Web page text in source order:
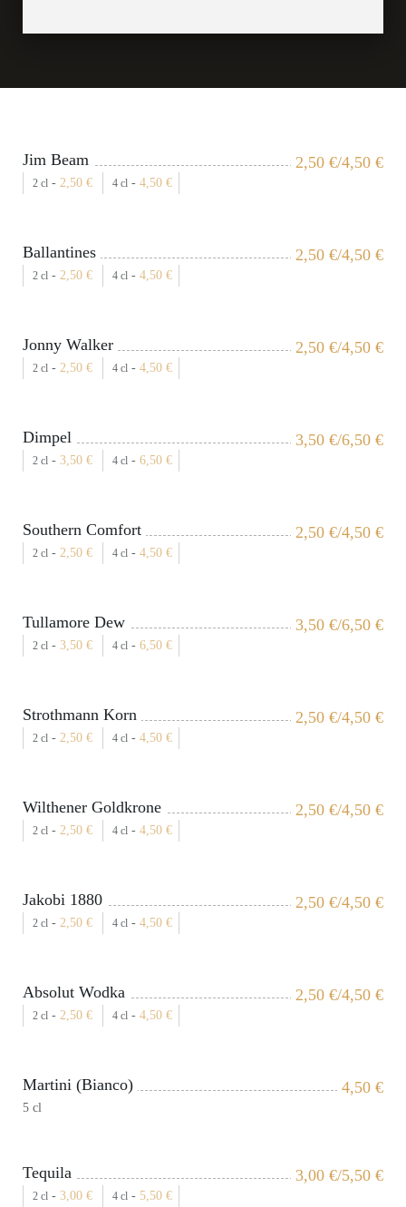
2,50 €/4,50 €
Jim Beam
2 cl - 2,50 € 4 cl - 4,50 €
2,50 €/4,50 €
Ballantines
2 cl - 2,50 € 4 cl - 4,50 €
2,50 €/4,50 €
Jonny Walker
2 cl - 2,50 € 4 cl - 4,50 €
3,50 €/6,50 €
Dimpel
2 cl - 3,50 € 4 cl - 6,50 €
2,50 €/4,50 €
Southern Comfort
2 cl - 2,50 € 4 cl - 4,50 €
3,50 €/6,50 €
Tullamore Dew
2 cl - 3,50 € 4 cl - 6,50 €
2,50 €/4,50 €
Strothmann Korn
2 cl - 2,50 € 4 cl - 4,50 €
2,50 €/4,50 €
Wilthener Goldkrone
2 cl - 2,50 € 4 cl - 4,50 €
2,50 €/4,50 €
Jakobi 1880
2 cl - 2,50 € 4 cl - 4,50 €
2,50 €/4,50 €
Absolut Wodka
2 cl - 2,50 € 4 cl - 4,50 €
4,50 €
Martini (Bianco)
5 cl
3,00 €/5,50 €
Tequila
2 cl - 3,00 € 4 cl - 5,50 €